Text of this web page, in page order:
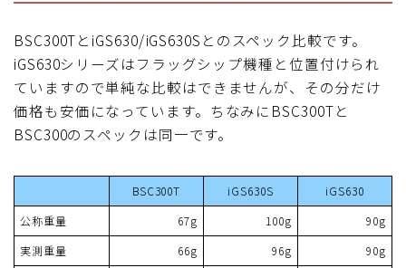
BSC300TとiGS630/iGS630Sとのスペック比較です。
iGS630シリーズはフラッグシップ機種と位置付けられ
ていますので単純な比較はできませんが、その分だけ
価格も安価になっています。ちなみにBSC300Tと
BSC300のスペックは同一です。
BSC300T iGS630S
iGS630
公称重量
67g 100g
90g
実測重量
66g 96g
90g